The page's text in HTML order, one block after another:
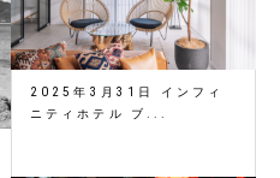
2025年3月31日 インフィ
ニティホテル ブ...